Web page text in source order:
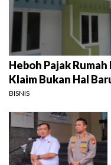
Heboh Pajak
Klaim Bukan Hal
BISNIS